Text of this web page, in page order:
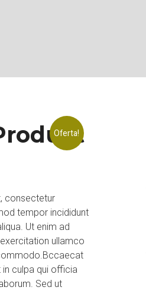
Oferta!
consectetur
tempor incididunt
Ut enim ad
ullamco
in culpa qui officia
Sed ut